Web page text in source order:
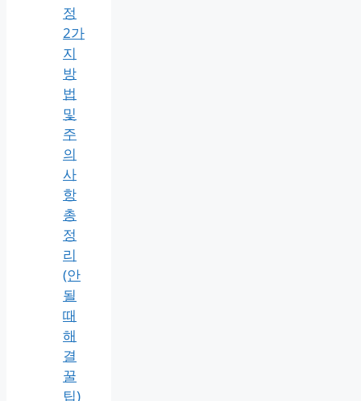
정
2가
지
방
법
및
주
의
사
항
총
정
리
(안
될
때
해
결
꿀
팁)